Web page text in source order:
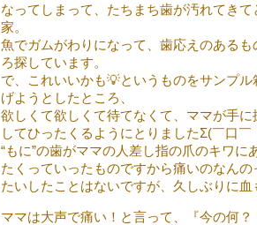
なってしまって、たちまち歯が汚れてき
家。
魚でガムがわりになって、歯応えのある
ろ探しています。
で、これいいかも💡というものをサンプ
げようとしたところ、
欲しくて欲しくて待てなくて、ママが手
してひったくるようにとりましたΣ(￣口￣
“もに”の歯がママの人差し指の爪のキワに
たくっていったものですから痛いのなんの
たいしたことはないですが、久しぶりに
ママは大声で痛い！と言って、『今の何